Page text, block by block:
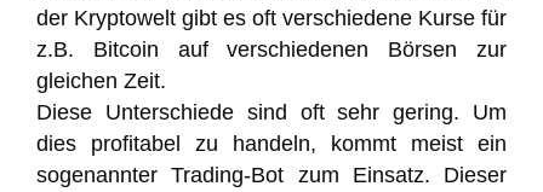
der Kryptowelt gibt es oft verschiedene Kurse für
z.B. Bitcoin auf verschiedenen Börsen zur
gleichen Zeit.
Diese Unterschiede sind oft sehr gering. Um
dies profitabel zu handeln, kommt meist ein
sogenannter Trading-Bot zum Einsatz. Dieser